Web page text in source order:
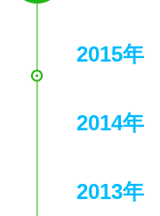
2015年
2014年
2013年